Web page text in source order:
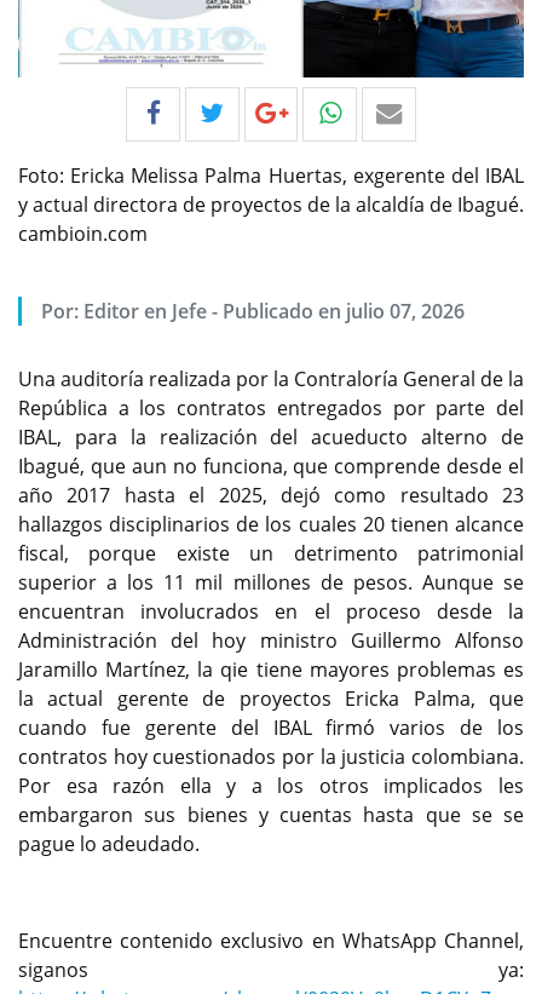
Foto: Ericka Melissa Palma Huertas, exgerente del IBAL
y actual directora de proyectos de la alcaldía de Ibagué.
cambioin.com
Por: Editor en Jefe- Publicado en julio 07, 2026
Una auditoría realizada por la Contraloría General de la
República a los contratos entregados por parte del
IBAL, para la realización del acueducto alterno de
Ibagué, que aun no funciona, que comprende desde el
año 2017 hasta el 2025, dejó como resultado 23
hallazgos disciplinarios de los cuales 20 tienen alcance
fiscal, porque existe un detrimento patrimonial
superior a los 11 mil millones de pesos. Aunque se
encuentran involucrados en el proceso desde la
Administración del hoy ministro Guillermo Alfonso
Jaramillo Martínez, la qie tiene mayores problemas es
la actual gerente de proyectos Ericka Palma, que
cuando fue gerente del IBAL firmó varios de los
contratos hoy cuestionados por la justicia colombiana.
Por esa razón ella y a los otros implicados les
embargaron sus bienes y cuentas hasta que se se
pague lo adeudado.
Encuentre contenido exclusivo en WhatsApp Channel,
siganos ya: